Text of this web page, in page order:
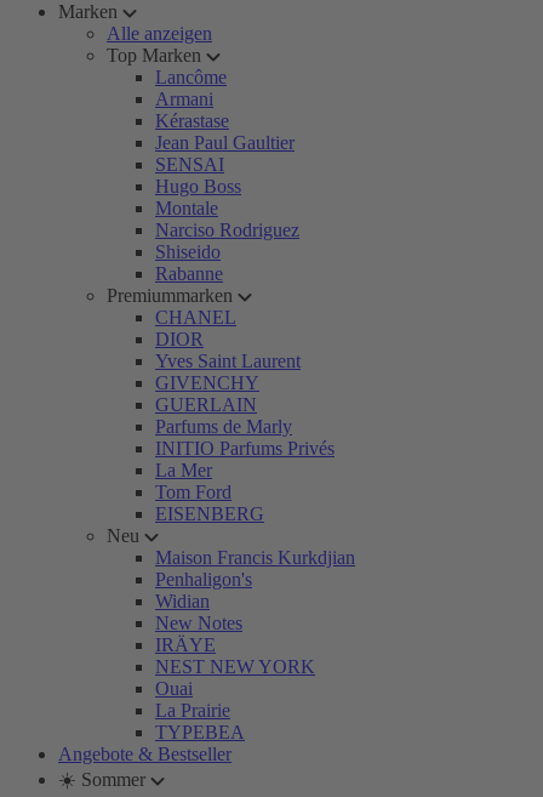
Marken
Alle anzeigen
Top Marken
Lancôme
Armani
Kérastase
Jean Paul Gaultier
SENSAI
Hugo Boss
Montale
Narciso Rodriguez
Shiseido
Rabanne
Premiummarken
CHANEL
DIOR
Yves Saint Laurent
GIVENCHY
GUERLAIN
Parfums de Marly
INITIO Parfums Privés
La Mer
Tom Ford
EISENBERG
Neu
Maison Francis Kurkdjian
Penhaligon's
Widian
New Notes
IRÄYE
NEST NEW YORK
Ouai
La Prairie
TYPEBEA
Angebote & Bestseller
☀️ Sommer